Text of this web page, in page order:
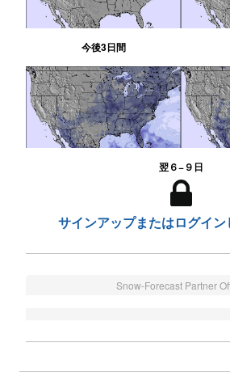
今後3日間
翌６−９日
サインアップまたはログイ
Snow-Forecast Partner